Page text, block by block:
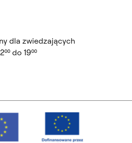
dla zwiedzających
do 19⁰⁰